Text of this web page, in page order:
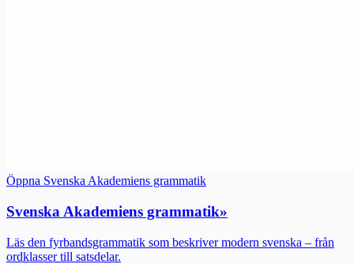
Öppna Svenska Akademiens grammatik
Svenska Akademiens grammatik»
Läs den fyrbandsgrammatik som beskriver modern svenska – från
ordklasser till satsdelar.